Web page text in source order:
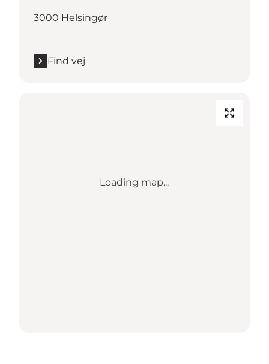
3000 Helsingør
Find vej
Loading map...